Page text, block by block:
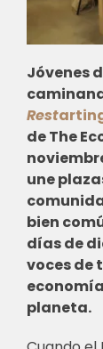
Jóvenes
Rest
de The
une
bien
días de
voces de
planeta.